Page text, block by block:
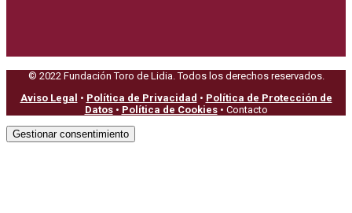
© 2022 Fundación Toro de Lidia. Todos los derechos reservados.
Aviso Legal • Política de Privacidad • Política de Protección de
Datos• Política de Cookies• Contacto
Gestionar consentimiento